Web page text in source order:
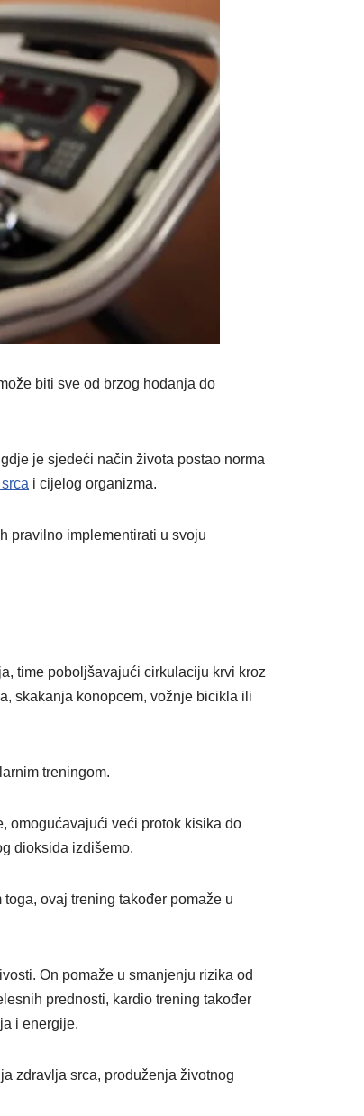
biti sve od brzog hodanja do
je sjedeći način života postao norma
i cijelog organizma.
pravilno implementirati u svoju
time poboljšavajući cirkulaciju krvi kroz
skakanja konopcem, vožnje bicikla ili
treningom.
omogućavajući veći protok kisika do
dioksida izdišemo.
toga, ovaj trening također pomaže u
On pomaže u smanjenju rizika od
prednosti, kardio trening također
i energije.
zdravlja srca, produženja životnog